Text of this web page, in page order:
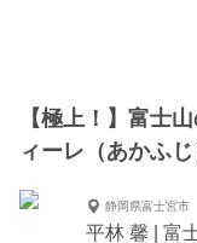
【極上！】富士
ィーレ（あかふじ
静岡県富士宮市
平林 馨 | 富